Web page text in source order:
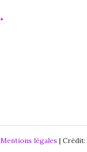
Mentions légales | Crédit: